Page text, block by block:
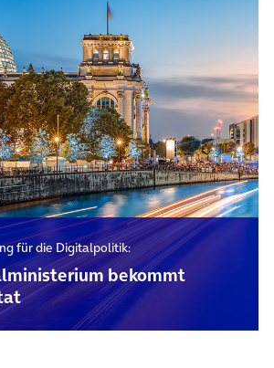
für die Digitalpolitik:
bekommt
blättern
weiter blättern